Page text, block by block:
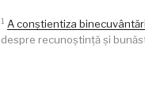
1 A conștientiza
despre recunoștință și